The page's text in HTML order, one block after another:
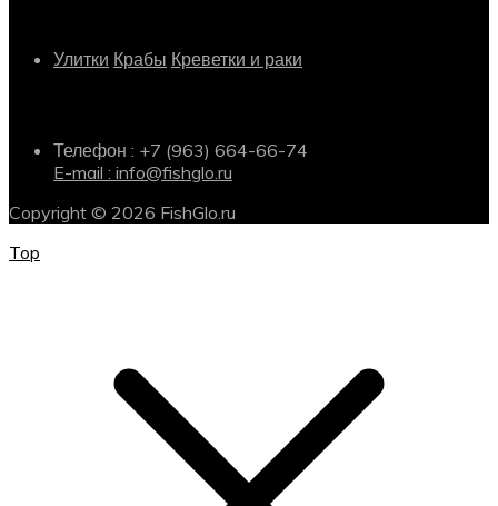
Улитки Крабы Креветки и раки
Телефон : +7 (963) 664-66-74
E-mail : info@fishglo.ru
Copyright © 2026 FishGlo.ru
Top